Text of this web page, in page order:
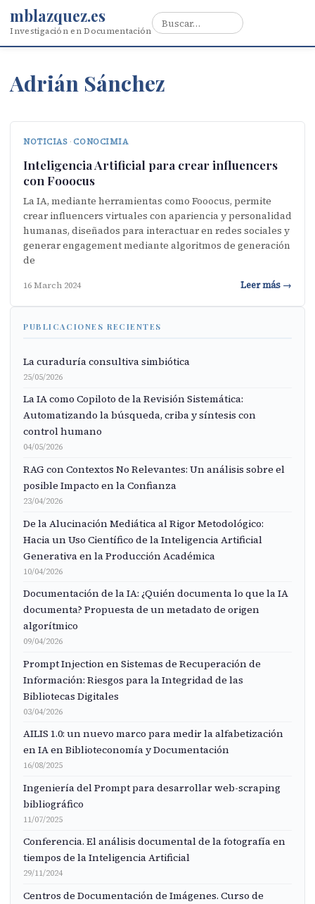
mblazquez.es
Investigación en Documentación
Adrián Sánchez
NOTICIAS · CONOCIMIA
Inteligencia Artificial para crear influencers
con Fooocus
La IA, mediante herramientas como Fooocus, permite
crear influencers virtuales con apariencia y personalidad
humanas, diseñados para interactuar en redes sociales y
generar engagement mediante algoritmos de generación
de
16 March 2024 Leer más →
PUBLICACIONES RECIENTES
La curaduría consultiva simbiótica
25/05/2026
La IA como Copiloto de la Revisión Sistemática:
Automatizando la búsqueda, criba y síntesis con
control humano
04/05/2026
RAG con Contextos No Relevantes: Un análisis sobre el
posible Impacto en la Confianza
23/04/2026
De la Alucinación Mediática al Rigor Metodológico:
Hacia un Uso Científico de la Inteligencia Artificial
Generativa en la Producción Académica
10/04/2026
Documentación de la IA: ¿Quién documenta lo que la IA
documenta? Propuesta de un metadato de origen
algorítmico
09/04/2026
Prompt Injection en Sistemas de Recuperación de
Información: Riesgos para la Integridad de las
Bibliotecas Digitales
03/04/2026
AILIS 1.0: un nuevo marco para medir la alfabetización
en IA en Biblioteconomía y Documentación
16/08/2025
Ingeniería del Prompt para desarrollar web-scraping
bibliográfico
11/07/2025
Conferencia. El análisis documental de la fotografía en
tiempos de la Inteligencia Artificial
29/11/2024
Centros de Documentación de Imágenes. Curso de